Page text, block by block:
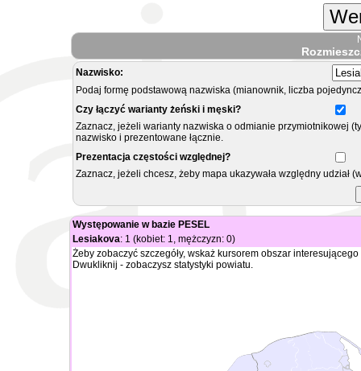
Nazwisko:
Podaj formę podstawową nazwiska (mianownik, liczba
Czy łączyć warianty żeński i męski?
Zaznacz, jeżeli warianty nazwiska o odmianie przymiotnikowej
nazwisko i prezentowane łącznie.
Prezentacja częstości względnej?
Zaznacz, jeżeli chcesz, żeby mapa ukazywała względny
Występowanie w bazie PESEL
Lesiakova: 1 (kobiet: 1, mężczyzn: 0)
Żeby zobaczyć szczegóły, wskaż kursorem obszar
Dwukliknij - zobaczysz statystyki powiatu.